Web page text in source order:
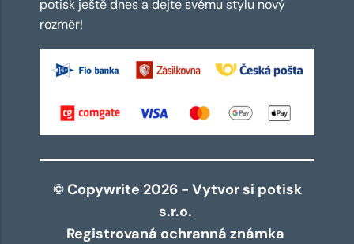
potisk ještě dnes a dejte svému stylu nový
rozměr!
© Copywrite 2026 - Vytvor si potisk
s.r.o.
Registrovaná ochranná známka